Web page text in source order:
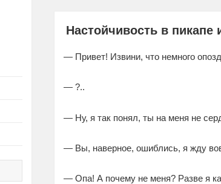
Настойчивость в пикапе
— Привет! Извини, что немного
— ?..
— Ну, я так понял, ты на меня не
— Вы, наверное, ошиблись, я жду
— Опа! А почему не меня? Разве я